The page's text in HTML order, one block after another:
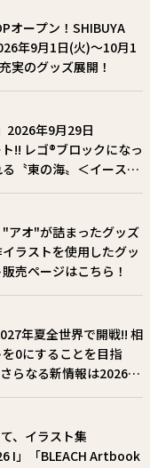
オープン！SHIBUYA
年9月1日(火)～10月1
実のグッズ展開！
2026年9月29日
!! レゴ®ブロックになっ
〝東の海〟＜イースト
アオ"が詰まったグッズ
ラストを使用したグッ
売ページはこちら！
年夏全世界で開戦!! 相
0にすることを目指
らなる新情報は2026年
、イラスト集
I」「BLEACH Artbook